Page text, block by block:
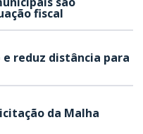
fiscal
e reduz distância para
da Malha